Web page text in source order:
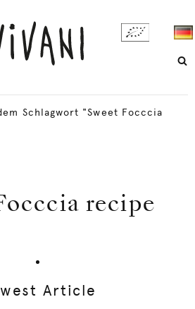
Schlagwort "Sweet Focccia
recipe
Article